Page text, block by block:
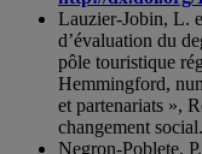
Lauzier-Jobin, L.
d’évaluation du
pôle touristique
Hemmingford,
et partenariats »,
changement social.
Negron-Poblete,